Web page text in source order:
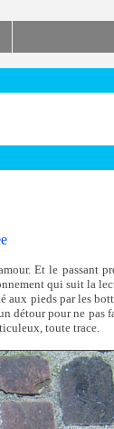
Et le passant
qui suit la
aux pieds par les
détour pour ne pas
toute trace.